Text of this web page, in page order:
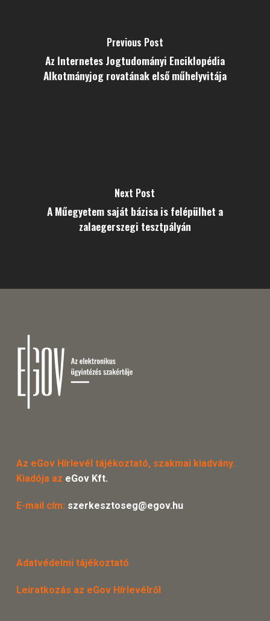
Previous Post
Az Internetes Jogtudományi Enciklopédia
Alkotmányjog rovatának első műhelyvitája
Next Post
A Műegyetem saját bázisa is felépülhet a
zalaegerszegi tesztpályán
Az eGov Hírlevél tájékoztató, szakmai kiadvány.
Kiadója az eGov Kft.
E-mail cím: szerkesztoseg@egov.hu
Adatvédelmi tájékoztató
Leiratkozás az eGov Hírlevélről